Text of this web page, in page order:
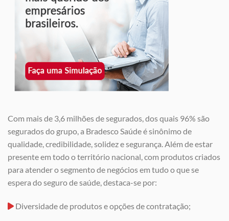
Com mais de 3,6 milhões de segurados, dos quais 96% são
segurados do grupo, a Bradesco Saúde é sinônimo de
qualidade, credibilidade, solidez e segurança. Além de estar
presente em todo o território nacional, com produtos criados
para atender o segmento de negócios em tudo o que se
espera do seguro de saúde, destaca-se por:
Diversidade de produtos e opções de contratação;